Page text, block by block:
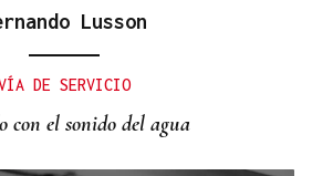
de dobles ya está servida en el
Lusson
DE SERVICIO
con el sonido del agua